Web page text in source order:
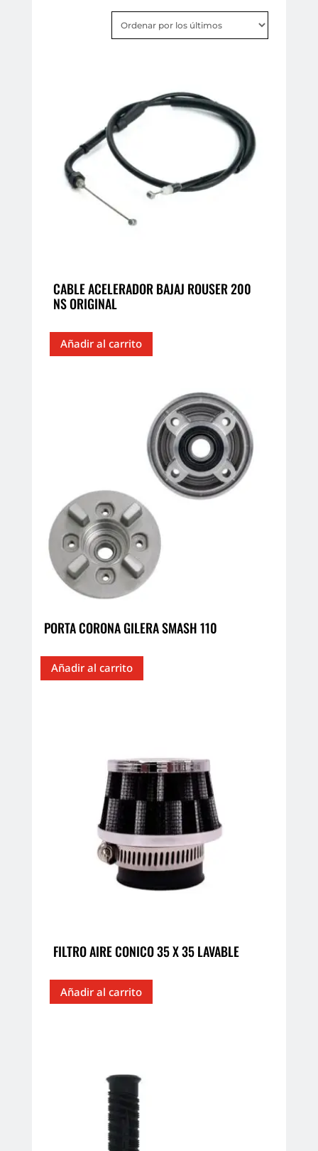
por
los
últimos
CABLE ACELERADOR BAJAJ ROUSER 200
NS ORIGINAL
Añadir al carrito
PORTA CORONA GILERA SMASH 110
Añadir al carrito
FILTRO AIRE CONICO 35 X 35 LAVABLE
Añadir al carrito